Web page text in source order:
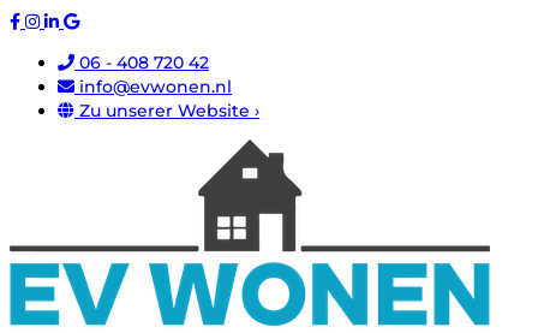
06 - 408 720 42
info@evwonen.nl
Zu unserer Website ›